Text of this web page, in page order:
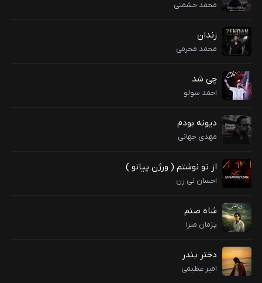
محمد حشمتی
زندان
محمد محرمی
چی شد
احمد سولو
دیونه بودم
مهدی جهانی
از تو نوشتم ( ورژن پیانو )
احسان نی زن
شاه صنم
پژمان مبرا
دختر بندر
امیر عظیمی